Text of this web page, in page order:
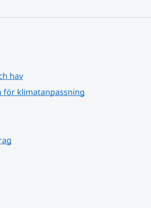
hav
för klimatanpassning